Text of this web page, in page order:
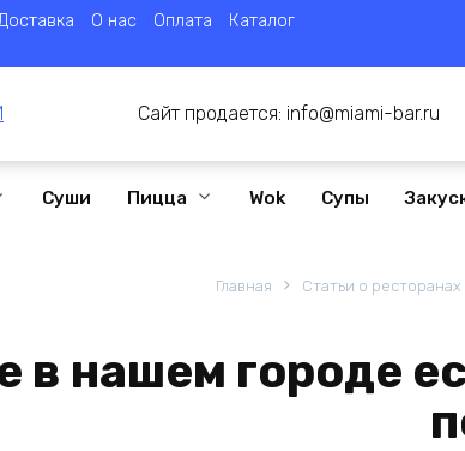
О нас Оплата
Каталог
Сайт продается: info@miami-bar.ru
Суши Пицца Wok Супы
Главная Статьи о ресторанах
в нашем городе